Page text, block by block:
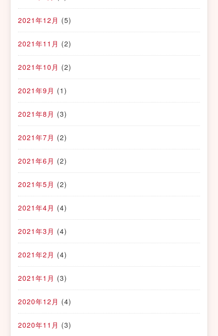
2021年12月 (5)
2021年11月 (2)
2021年10月 (2)
2021年9月 (1)
2021年8月 (3)
2021年7月 (2)
2021年6月 (2)
2021年5月 (2)
2021年4月 (4)
2021年3月 (4)
2021年2月 (4)
2021年1月 (3)
2020年12月 (4)
2020年11月 (3)